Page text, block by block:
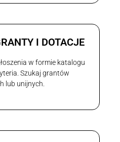
I DOTACJE
w formie katalogu
Szukaj grantów
lub unijnych.